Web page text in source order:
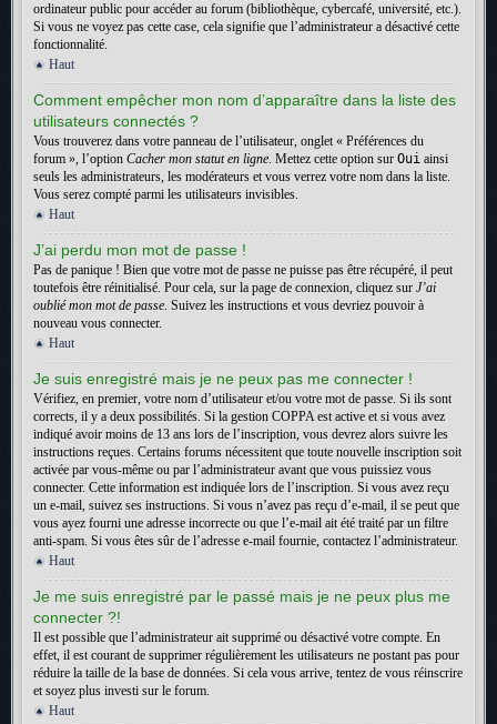
ordinateur public pour accéder au forum (bibliothèque, cybercafé, université, etc.).
Si vous ne voyez pas cette case, cela signifie que l’administrateur a désactivé cette
fonctionnalité.
Haut
Comment empêcher mon nom d’apparaître dans la liste des
utilisateurs connectés ?
Vous trouverez dans votre panneau de l’utilisateur, onglet « Préférences du
forum », l’option Cacher mon statut en ligne. Mettez cette option sur Oui ainsi
seuls les administrateurs, les modérateurs et vous verrez votre nom dans la liste.
Vous serez compté parmi les utilisateurs invisibles.
Haut
J’ai perdu mon mot de passe !
Pas de panique ! Bien que votre mot de passe ne puisse pas être récupéré, il peut
toutefois être réinitialisé. Pour cela, sur la page de connexion, cliquez sur J’ai
oublié mon mot de passe. Suivez les instructions et vous devriez pouvoir à
nouveau vous connecter.
Haut
Je suis enregistré mais je ne peux pas me connecter !
Vérifiez, en premier, votre nom d’utilisateur et/ou votre mot de passe. Si ils sont
corrects, il y a deux possibilités. Si la gestion COPPA est active et si vous avez
indiqué avoir moins de 13 ans lors de l’inscription, vous devrez alors suivre les
instructions reçues. Certains forums nécessitent que toute nouvelle inscription soit
activée par vous-même ou par l’administrateur avant que vous puissiez vous
connecter. Cette information est indiquée lors de l’inscription. Si vous avez reçu
un e-mail, suivez ses instructions. Si vous n’avez pas reçu d’e-mail, il se peut que
vous ayez fourni une adresse incorrecte ou que l’e-mail ait été traité par un filtre
anti-spam. Si vous êtes sûr de l’adresse e-mail fournie, contactez l’administrateur.
Haut
Je me suis enregistré par le passé mais je ne peux plus me
connecter ?!
Il est possible que l’administrateur ait supprimé ou désactivé votre compte. En
effet, il est courant de supprimer régulièrement les utilisateurs ne postant pas pour
réduire la taille de la base de données. Si cela vous arrive, tentez de vous réinscrire
et soyez plus investi sur le forum.
Haut